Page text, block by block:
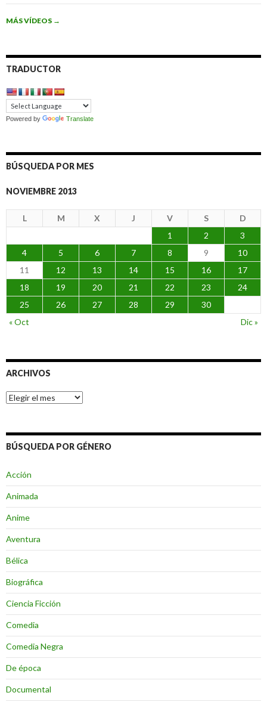
MÁS VÍDEOS →
TRADUCTOR
Powered by Translate
BÚSQUEDA POR MES
NOVIEMBRE 2013
L M X J V S
D
1
2
3
4
5 6 7 8 9
10
11
12 13 14 15 16
17
18
19 20 21 22 23
24
25
26 27 28 29
30
« Oct
Dic »
ARCHIVOS
Archivos
BÚSQUEDA POR GÉNERO
Acción
Animada
Anime
Aventura
Bélica
Biográfica
Ciencia Ficción
Comedia
Comedia Negra
De época
Documental